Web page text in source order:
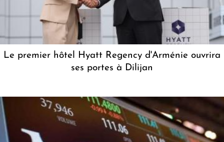
Le premier hôtel Hyatt Regency d'Arménie ouvrira
ses portes à Dilijan